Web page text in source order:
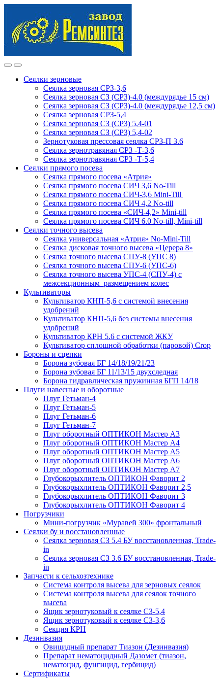
navigation
content
Сеялки зерновые
Сеялка зерновая СРЗ-3,6
Сеялка зерновая СЗ (СРЗ)-4.0 (междурядье 15 см)
Сеялка зерновая СЗ (СРЗ)-4.0 (междурядье 12,5 см)
Сеялка зерновая СРЗ-5,4
Сеялка зерновая СЗ (СРЗ) 5,4-01
Сеялка зерновая СЗ (СРЗ) 5,4-02
Зернотуковая прессовая сеялка СРЗ-П 3.6
Сеялка зернотравяная СРЗ -Т-3,6
Сеялка зернотравяная СРЗ -Т-5,4
Сеялки прямого посева
Сеялка прямого посева «Атрия»
Сеялка прямого посева СИЧ 3,6 No-Till
Сеялка прямого посева СИЧ-3,6 Mini-Till
Сеялка прямого посева СИЧ 4,2 No-till
Сеялка прямого посева «СИЧ-4,2» Mini-till
Сеялка прямого посева СИЧ 6.0 No-till, Mini-till
Сеялки точного высева
Сеялка универсальная «Атрия» No-Mini-Till
Сеялка дисковая точного высева «Церера 8»
Сеялка точного высева СПУ-8 (УПС 8)
Сеялка точного высева СПУ-6 (УПС-6)
Сеялка точного высева УПС-4 (СПУ-4) с
межсекционным размещением колес
Культиваторы
Культиватор КНП-5,6 с системой внесения
удобрений
Культиватор КНП-5,6 без системы внесения
удобрений
Культиватор КРН 5.6 с системой ЖКУ
Культиватор сплошной обработки (паровой) Crop
Бороны и сцепки
Борона зубовая БГ 14/18/19/21/23
Борона зубовая БГ 11/13/15 двухследная
Борона гидравлическая пружинная БГП 14/18
Плуги навесные и оборотные
Плуг Гетьман-4
Плуг Гетьман-5
Плуг Гетьман-6
Плуг Гетьман-7
Плуг оборотный ОПТИКОН Мастер А3
Плуг оборотный ОПТИКОН Мастер А4
Плуг оборотный ОПТИКОН Мастер А5
Плуг оборотный ОПТИКОН Мастер А6
Плуг оборотный ОПТИКОН Мастер А7
Глубокорыхлитель ОПТИКОН Фаворит 2
Глубокорыхлитель ОПТИКОН Фаворит 2,5
Глубокорыхлитель ОПТИКОН Фаворит 3
Глубокорыхлитель ОПТИКОН Фаворит 4
Погрузчики
Мини-погрузчик «Муравей 300» фронтальный
Сеялки бу и восстановленные
Сеялка зерновая СЗ 5.4 БУ восстановленная, Trade-
in
Сеялка зерновая СЗ 3.6 БУ восстановленная, Trade-
in
Запчасти к сельхозтехнике
Система контроля высева для зерновых сеялок
Система контроля высева для сеялок точного
высева
Ящик зернотуковый к сеялке СЗ-5,4
Ящик зернотуковый к сеялке СЗ-3,6
Секция КРН
Дезинвазия
Овицидный препарат Тиазон (Дезинвазия)
Препарат нематоцидный Дазомет (тиазон,
нематоцид, фунгицид, гербицид)
Сертификаты